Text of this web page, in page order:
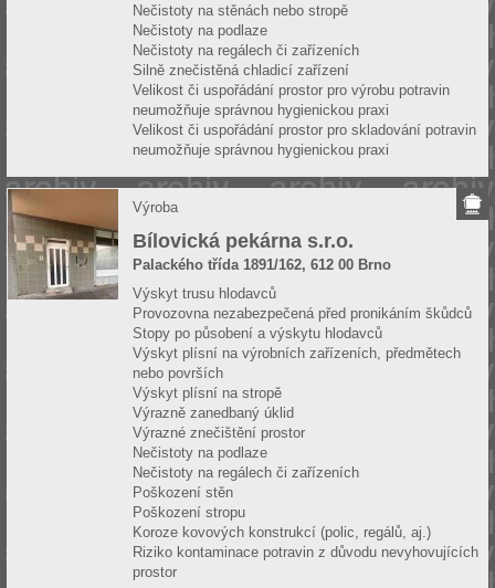
Nečistoty na stěnách nebo stropě
Nečistoty na podlaze
Nečistoty na regálech či zařízeních
Silně znečistěná chladicí zařízení
Velikost či uspořádání prostor pro výrobu potravin
neumožňuje správnou hygienickou praxi
Velikost či uspořádání prostor pro skladování potravin
neumožňuje správnou hygienickou praxi
Výroba
Bílovická pekárna s.r.o.
Palackého třída 1891/162, 612 00 Brno
Výskyt trusu hlodavců
Provozovna nezabezpečená před pronikáním škůdců
Stopy po působení a výskytu hlodavců
Výskyt plísní na výrobních zařízeních, předmětech
nebo površích
Výskyt plísní na stropě
Výrazně zanedbaný úklid
Výrazné znečištění prostor
Nečistoty na podlaze
Nečistoty na regálech či zařízeních
Poškození stěn
Poškození stropu
Koroze kovových konstrukcí (polic, regálů, aj.)
Riziko kontaminace potravin z důvodu nevyhovujících
prostor